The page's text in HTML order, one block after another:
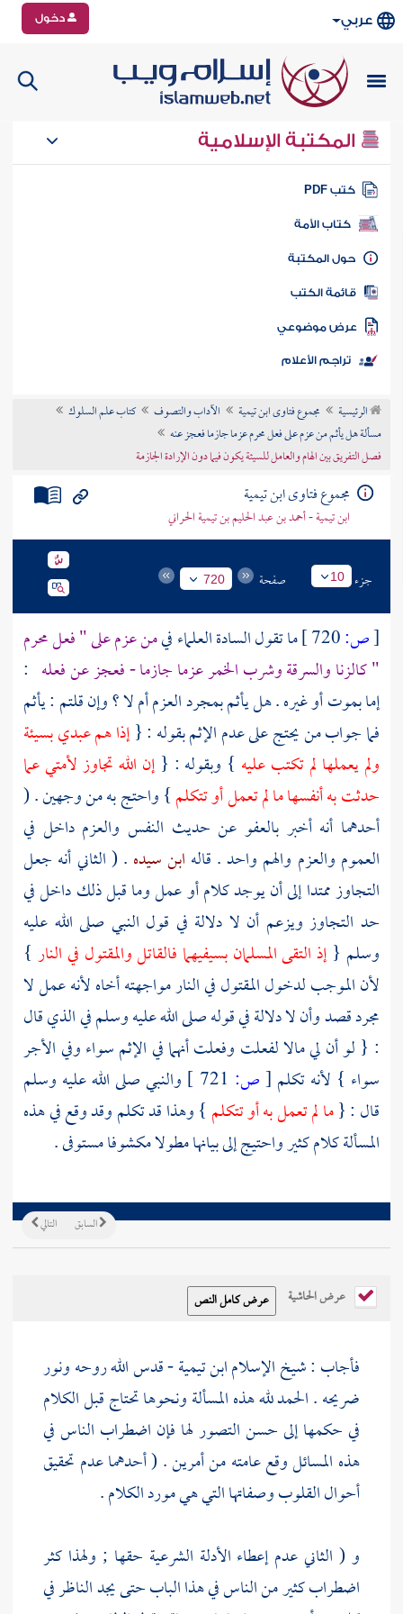
عربي دخول
المكتبة الإسلامية
كتب PDF
كتاب الأمة
المكتبة
الكتب
موضوعي
تراجم الأعلام
الرئيسية مجموع فتاوى ابن تيمية الآداب والتصوف
كتاب علم السلوك
مسألة هل يأثم من عزم على فعل محرم عزما جازما فعجز عنه
فصل التفريق بين الهام والعامل للسيئة يكون فيما دون الإرادة الجازمة
مجموع فتاوى ابن تيمية
ابن تيمية - أحمد بن عبد الحليم بن تيمية الحراني
جزء 10 صفحة 720
[ص: ما تقول السادة العلماء فيمن عزم على " فعل محرم
" كالزنا والسرقة وشرب الخمر عزما جازما - فعجز عن فعله :
إما بموت أو غيره . هل يأثم بمجرد العزم أم لا ؟ وإن قلتم : يأثم
فما جواب من يحتج على عدم الإثم بقوله : {إذا هم عبدي بسيئة
ولم يعملها لم تكتب عليه } وبقوله : {إن الله تجاوز لأمتي عما
حدثت به أنفسها ما لم تعمل أو تتكلم} واحتج به من وجهين . (
أحدهما أنه أخبر بالعفو عن حديث النفس والعزم داخل في
العموم والعزم والهم واحد . قاله ابن سيده . ( الثاني أنه جعل
التجاوز ممتدا إلى أن يوجد كلام أو عمل وما قبل ذلك داخل في
حد التجاوز ويزعم أن لا دلالة في قول النبي صلى الله عليه
وسلم {إذ التقى المسلمان بسيفيهما فالقاتل والمقتول في النار }
لأن الموجب لدخول المقتول في النار مواجهته أخاه لأنه عمل لا
مجرد قصد وأن لا دلالة في قوله صلى الله عليه وسلم في الذي قال
: { لو أن لي مالا لفعلت وفعلت أنهما في الإثم سواء وفي الأجر
سواء } لأنه تكلم [ص:
والنبي صلى الله عليه وسلم
قال : {ما لم تعمل به أو تتكلم } وهذا قد تكلم وقد وقع في هذه
المسألة كلام كثير واحتيج إلى بيانها مطولا مكشوفا مستوفى .
التالي السابق
عرض الحاشية
فأجاب : شيخ الإسلامابن تيمية- قدس الله روحه ونور
ضريحه . الحمد لله هذه المسألة ونحوها تحتاج قبل الكلام
في حكمها إلى حسن التصور لها فإن اضطراب الناس في
هذه المسائل وقع عامته من أمرين . ( أحدهما عدم تحقيق
أحوال القلوب وصفاتها التي هي مورد الكلام .
و ( الثاني عدم إعطاء الأدلة الشرعية حقها ; ولهذا كثر
اضطراب كثير من الناس في هذا الباب حتى يجد الناظر في